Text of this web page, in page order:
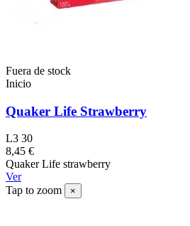
Fuera de stock
Inicio
Quaker Life Strawberry
L3 30
8,45 €
Quaker Life strawberry
Ver
Tap to zoom
×